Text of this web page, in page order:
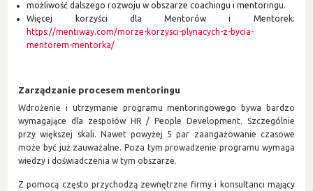
możliwość dalszego rozwoju w obszarze coachingu i mentoringu.
Więcej korzyści dla Mentorów i Mentorek:
https://mentiway.com/morze-korzysci-plynacych-z-bycia-
mentorem-mentorka/
Zarządzanie procesem mentoringu
Wdrożenie i utrzymanie programu mentoringowego bywa bardzo
wymagające dla zespołów HR / People Development. Szczególnie
przy większej skali. Nawet powyżej 5 par zaangażowanie czasowe
może być już zauważalne. Poza tym prowadzenie programu wymaga
wiedzy i doświadczenia w tym obszarze.
Z pomocą często przychodzą zewnętrzne firmy i konsultanci mający